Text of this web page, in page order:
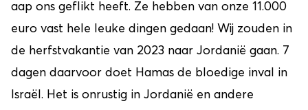
aap ons geflikt heeft. Ze hebben van onze 11.000
euro vast hele leuke dingen gedaan! Wij zouden in
de herfstvakantie van 2023 naar Jordanië gaan. 7
dagen daarvoor doet Hamas de bloedige inval in
Israël. Het is onrustig in Jordanië en andere